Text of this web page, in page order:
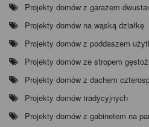
Projekty domów z garażem
Projekty domów na wąską działkę
Projekty domów z poddaszem
Projekty domów ze stropem
Projekty domów z dachem
Projekty domów tradycyjnych
Projekty domów z gabinetem na